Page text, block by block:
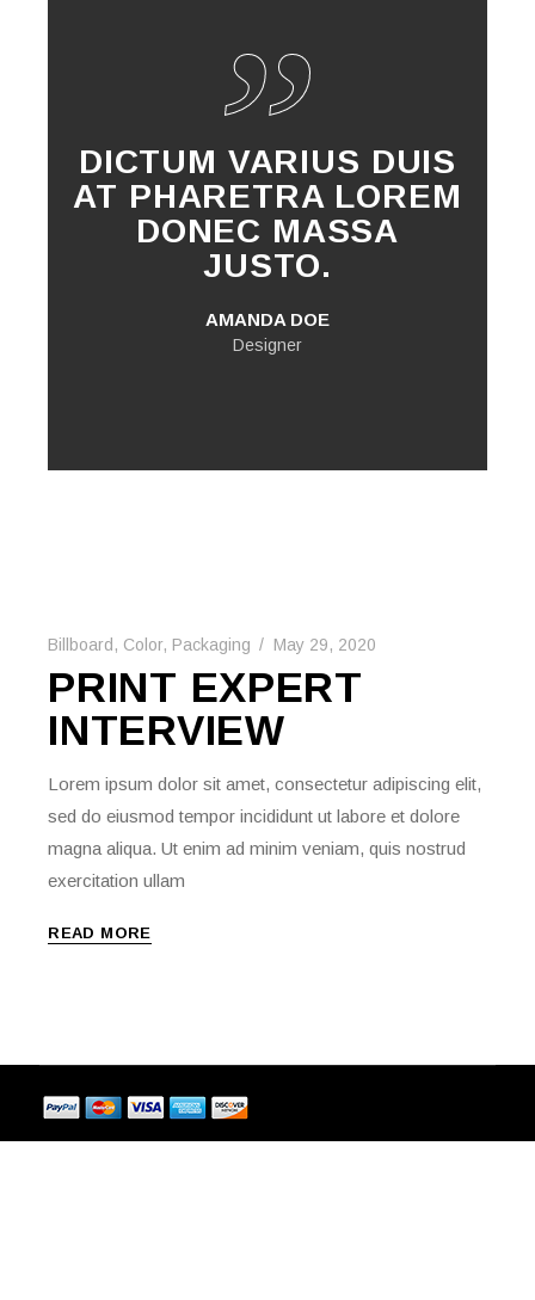
DICTUM VARIUS DUIS
AT PHARETRA LOREM
DONEC MASSA
JUSTO.
AMANDA DOE
Designer
Billboard , Color, Packaging May 29, 2020
PRINT EXPERT
INTERVIEW
Lorem ipsum dolor sit amet, consectetur adipiscing elit,
sed do eiusmod tempor incididunt ut labore et dolore
magna aliqua. Ut enim ad minim veniam, quis nostrud
exercitation ullam
READ MORE